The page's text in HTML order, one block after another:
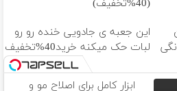
(40%تخفیف)
این جعبه ی جادویی خنده رو رو
لبات حک میکنه خرید40%تخفیف
ابزار کامل برای اصلاح مو و